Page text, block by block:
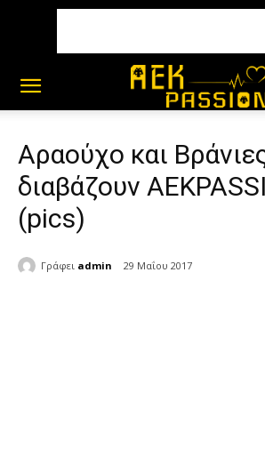
Αραούχο και
διαβάζουν
(pics)
Γράφει admin 29 Μαΐου 2017